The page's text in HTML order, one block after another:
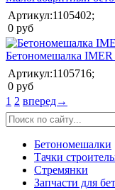
Артикул:1105402;
0 руб
Бетономешалка
Артикул:1105716;
0 руб
1 2 вперед→
Бетономешалки
Тачки
Стремянки
Запчасти для